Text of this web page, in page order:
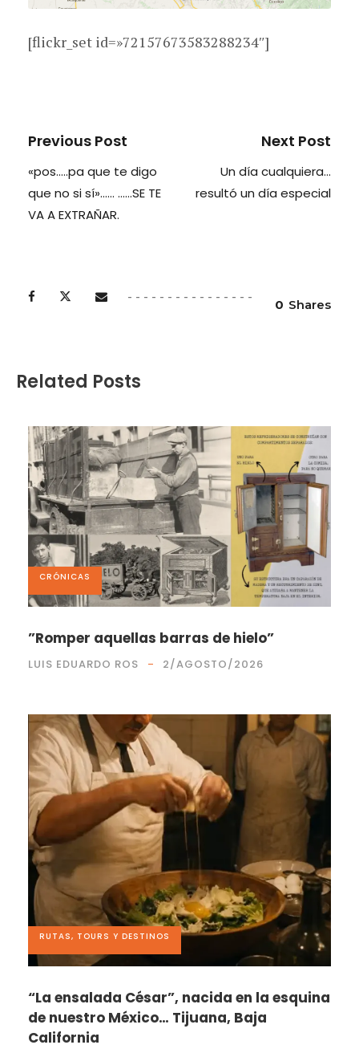
[flickr_set id=»72157673583288234″]
Previous Post
«pos…..pa que te digo
que no si sí»…… ……SE TE
VA A EXTRAÑAR.
Next Post
Un día cualquiera…
resultó un día especial
0 Shares
Related Posts
CRÓNICAS
”Romper aquellas barras de hielo”
LUIS EDUARDO ROS 2/AGOSTO/2026
RUTAS, TOURS Y DESTINOS
“La ensalada César”, nacida en la esquina
de nuestro México… Tijuana, Baja
California